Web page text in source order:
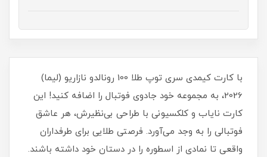
با کارت کیمدی سری توپ طلا 100 رونالدو نازاریو (لیما)
2026، به مجموعه خود جادوی فوتبال را اضافه کنید! این
کارت نایاب و کلکسیونی با طراحی بی‌نظیرش، هر عاشق
فوتبالی را به وجد می‌آورد. فرصتی طلایی برای طرفداران
واقعی تا نمادی از اسطوره را در دستان خود داشته باشند.